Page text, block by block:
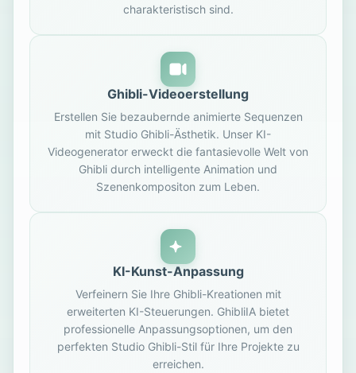
charakteristisch sind.
Ghibli-Videoerstellung
Erstellen Sie bezaubernde animierte Sequenzen
mit Studio Ghibli-Ästhetik. Unser KI-
Videogenerator erweckt die fantasievolle Welt von
Ghibli durch intelligente Animation und
Szenenkompositon zum Leben.
KI-Kunst-Anpassung
Verfeinern Sie Ihre Ghibli-Kreationen mit
erweiterten KI-Steuerungen. GhibliIA bietet
professionelle Anpassungsoptionen, um den
perfekten Studio Ghibli-Stil für Ihre Projekte zu
erreichen.